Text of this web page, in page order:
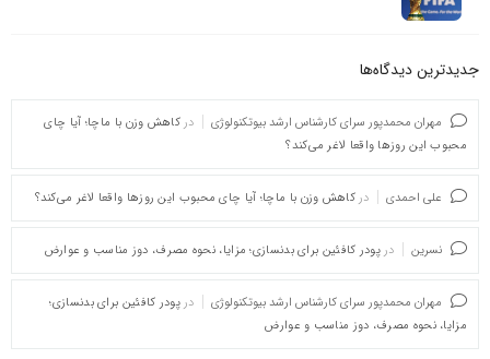
جدیدترین دیدگاه‌‌ها
مهران محمدپور سرای کارشناس ارشد بیوتکنولوژی در کاهش وزن با ماچا؛ آیا چای
محبوب این روزها واقعا لاغر می‌کند؟
علی احمدی در کاهش وزن با ماچا؛ آیا چای محبوب این روزها واقعا لاغر می‌کند؟
نسرین در پودر کافئین برای بدنسازی؛ مزایا، نحوه مصرف، دوز مناسب و عوارض
مهران محمدپور سرای کارشناس ارشد بیوتکنولوژی در پودر کافئین برای بدنسازی؛
مزایا، نحوه مصرف، دوز مناسب و عوارض